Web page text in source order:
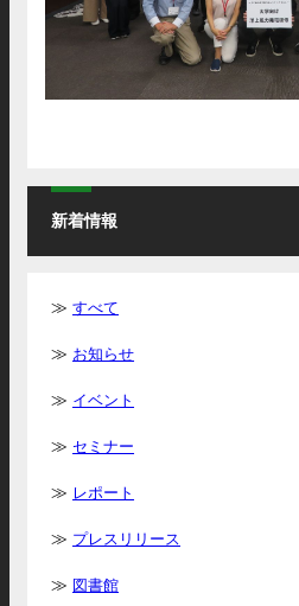
新着情報
すべて
お知らせ
イベント
セミナー
レポート
プレスリリース
図書館